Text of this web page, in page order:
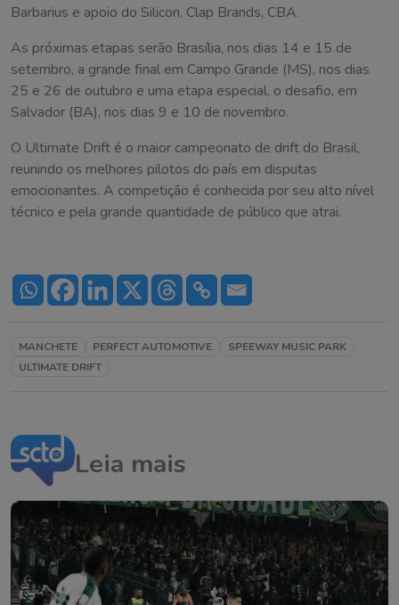
Barbarius e apoio do Silicon, Clap Brands, CBA.
As próximas etapas serão Brasília, nos dias 14 e 15 de
setembro, a grande final em Campo Grande (MS), nos dias
25 e 26 de outubro e uma etapa especial, o desafio, em
Salvador (BA), nos dias 9 e 10 de novembro.
O Ultimate Drift é o maior campeonato de drift do Brasil,
reunindo os melhores pilotos do país em disputas
emocionantes. A competição é conhecida por seu alto nível
técnico e pela grande quantidade de público que atrai.
MANCHETE PERFECT AUTOMOTIVE
SPEEWAY MUSIC PARK
ULTIMATE DRIFT
Leia mais